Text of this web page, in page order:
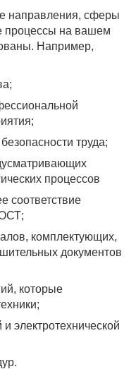
направления, сферы
процессы на вашем
Например,
труда;
процессов
соответствие
комплектующих,
документов
которые
электротехнической